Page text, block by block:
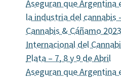
Aseguran que
la industria del cannabis -
Cannabis & Cáñamo
Internacional del
Plata – 7, 8 y 9 de Abril
Aseguran que